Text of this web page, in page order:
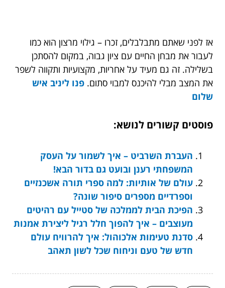
אז לפני שאתם מתבלבלים, זכרו – גילוי מרצון הוא כמו
לעבור את מבחן החיים עם ציון גבוה, במקום להסתכן
בשלילה. זה גם מעיד על אחריות, מקצועיות ותקווה לשפר
את המצב מבלי להיכנס למבוי סתום. פנו ליניב איש
שלום
פוסטים קשורים לנושא:
העברת השרביט – איך לשמור על העסק
המשפחתי רענן ובועט גם בדור הבא!
עולם של אותיות: למה ספרי תורה אשכנזיים
וספרדיים מספרים סיפור שונה?
הפיכת הבית לממלכה של סטייל עם רהיטים
מעוצבים – איך להפוך חלל רגיל ליצירת אמנות
סדנת טעימות אלכוהול: איך להרוויח עולם
חדש של טעם וניחוח שכל לשון תאהב